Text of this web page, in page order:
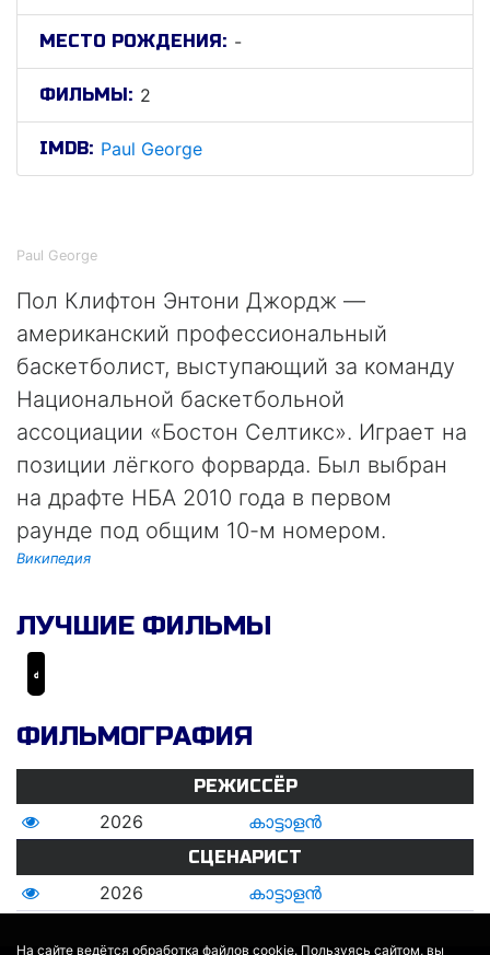
На сайте ведётся обработка файлов cookie. Пользуясь сайтом, вы
МЕСТО РОЖДЕНИЯ: -
ФИЛЬМЫ: 2
IMDB: Paul George
Paul George
Пол Клифтон Энтони Джордж —
американский профессиональный
баскетболист, выступающий за команду
Национальной баскетбольной
ассоциации «Бостон Селтикс». Играет на
позиции лёгкого форварда. Был выбран
на драфте НБА 2010 года в первом
раунде под общим 10-м номером.
Википедия
ЛУЧШИЕ ФИЛЬМЫ
ФИЛЬМОГРАФИЯ
РЕЖИССЁР
2026 കാട്ടാളൻ
СЦЕНАРИСТ
2026 കാട്ടാളൻ